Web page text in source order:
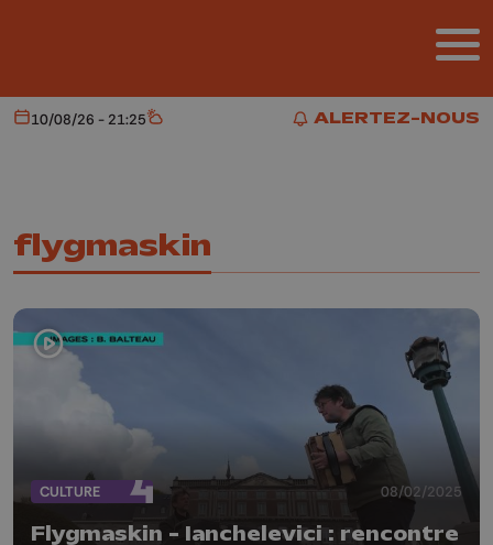
ALERTEZ-NOUS
ALERTEZ-NOUS
Aujourd'hui
10/08/26 - 21:25 Météo
flygmaskin
CULTURE 08/02/2025
Flygmaskin - Ianchelevici : rencontre